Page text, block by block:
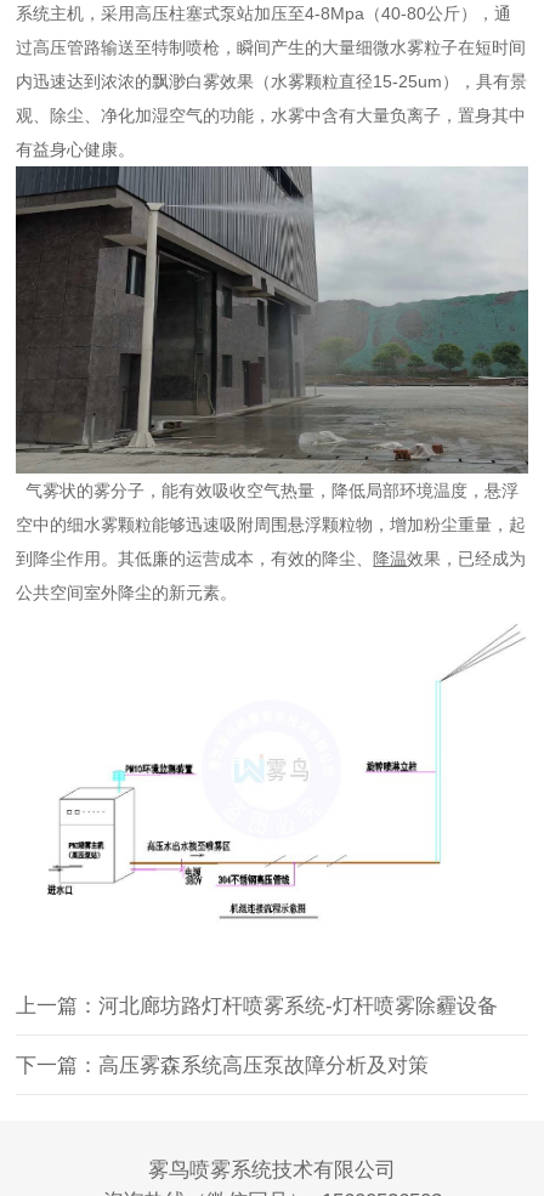
系统主机，采用高压柱塞式泵站加压至4-8Mpa（40-80公斤），通
过高压管路输送至特制喷枪，瞬间产生的大量细微水雾粒子在短时间
内迅速达到浓浓的飘渺白雾效果（水雾颗粒直径15-25um），具有景
观、除尘、净化加湿空气的功能，水雾中含有大量负离子，置身其中
有益身心健康。
气雾状的雾分子，能有效吸收空气热量，降低局部环境温度，悬浮
空中的细水雾颗粒能够迅速吸附周围悬浮颗粒物，增加粉尘重量，起
到降尘作用。其低廉的运营成本，有效的降尘、降温效果，已经成为
公共空间室外降尘的新元素。
上一篇：河北廊坊路灯杆喷雾系统-灯杆喷雾除霾设备
下一篇：高压雾森系统高压泵故障分析及对策
雾鸟喷雾系统技术有限公司